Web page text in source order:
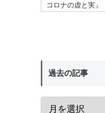
コロナの虚と実』
過去の記事